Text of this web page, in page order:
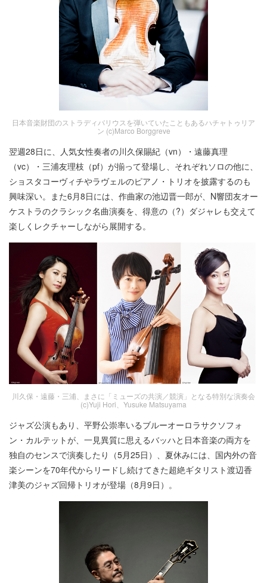
日本音楽財団のストラディバリウスを弾いていたこともあるハチャトゥリア
ン (c)Marco Borggreve
翌週28日に、人気女性奏者の川久保賜紀（vn）・遠藤真理
（vc）・三浦友理枝（pf）が揃って登場し、それぞれソロの他に、
ショスタコーヴィチやラヴェルのピアノ・トリオを披露するのも
興味深い。また6月8日には、作曲家の池辺晋一郎が、N響団友オー
ケストラのクラシック名曲演奏を、得意の（?）ダジャレも交えて
楽しくレクチャーしながら展開する。
川久保・遠藤・三浦、まさに「ミューズの共演／競演」となる特別な演奏会
(c)Yuji Hori、Yusuke Matsuyama
ジャズ公演もあり、平野公崇率いるブルーオーロラサクソフォ
ン・カルテットが、一見異質に思えるバッハと日本音楽の両方を
独自のセンスで演奏したり（5月25日）、夏休みには、国内外の音
楽シーンを70年代からリードし続けてきた超絶ギタリスト渡辺香
津美のジャズ回帰トリオが登場（8月9日）。